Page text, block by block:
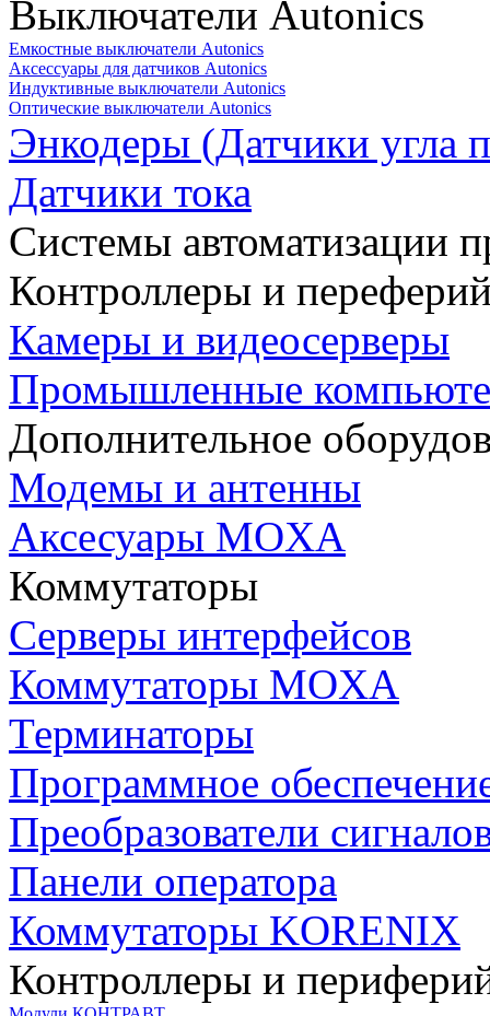
Выключатели Autonics
Емкостные выключатели Autonics
Аксессуары для датчиков Autonics
Индуктивные выключатели Autonics
Оптические выключатели Autonics
Энкодеры (Датчики угла
Датчики тока
Системы автоматизации
Контроллеры и
Камеры и видеосерверы
Промышленные
Дополнительное
Модемы и антенны
Аксесуары MOXA
Коммутаторы
Серверы интерфейсов
Коммутаторы MOXA
Терминаторы
Программное
Преобразователи
Панели оператора
Коммутаторы KORENIX
Контроллеры и